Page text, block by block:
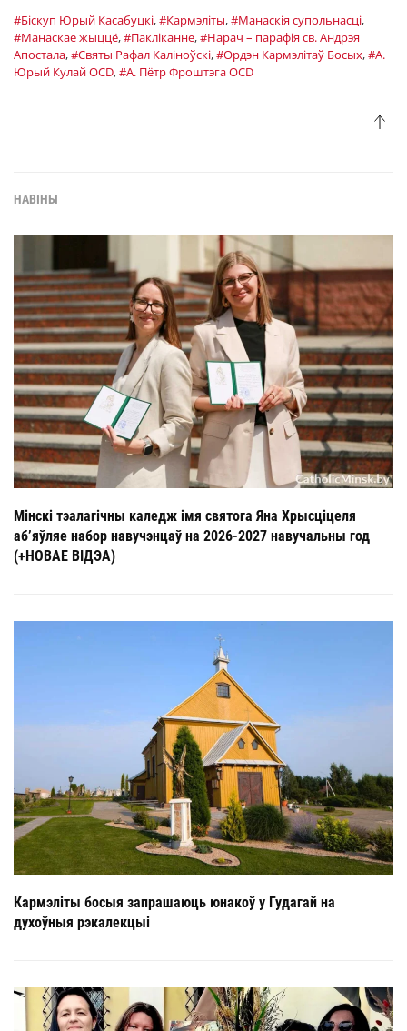
#Біскуп Юрый Касабуцкі,#Кармэліты,#Манаскія супольнасці,
#Манаскае жыццё,#Пакліканне,#Нарач – парафія св. Андрэя
Апостала,#Святы Рафал Каліноўскі,#Ордэн Кармэлітаў Босых,#А.
Юрый Кулай OCD,#А. Пётр Фроштэга OCD
НАВІНЫ
Мінскі тэалагічны каледж імя святога Яна Хрысціцеля
аб’яўляе набор навучэнцаў на 2026-2027 навучальны год
(+НОВАЕ ВІДЭА)
Кармэліты босыя запрашаюць юнакоў у Гудагай на
духоўныя рэкалекцыі